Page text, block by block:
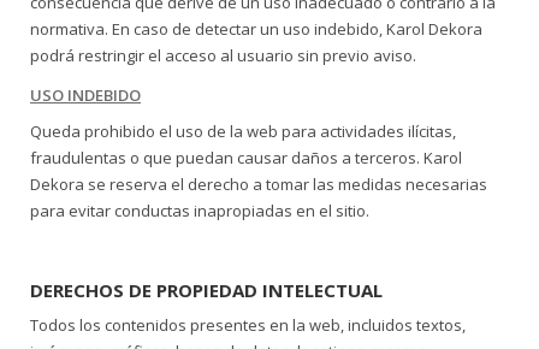
normativa. En caso de detectar un uso indebido, Karol Dekora
podrá restringir el acceso al usuario sin previo aviso.
USO INDEBIDO
Queda prohibido el uso de la web para actividades ilícitas,
fraudulentas o que puedan causar daños a terceros. Karol
Dekora se reserva el derecho a tomar las medidas necesarias
para evitar conductas inapropiadas en el sitio.
DERECHOS DE PROPIEDAD INTELECTUAL
Todos los contenidos presentes en la web, incluidos textos,